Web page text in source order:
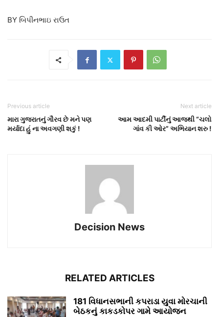
BY બિપીનભાઇ રાઉત
Previous article
મારા ગુજરાતનું ગૌરવ છે મને પણ
મર્યાદા હું ના અવગણી શકું !
Next article
આમ આદમી પાર્ટીનું આજથી “ચલો
ગાંવ કી ઓર” અભિયાન શરુ !
Decision News
RELATED ARTICLES
181 વિધાનસભાની કપરાડા યુવા મોરચાની
બેઠકનું કાકડકોપર ગામે આયોજન